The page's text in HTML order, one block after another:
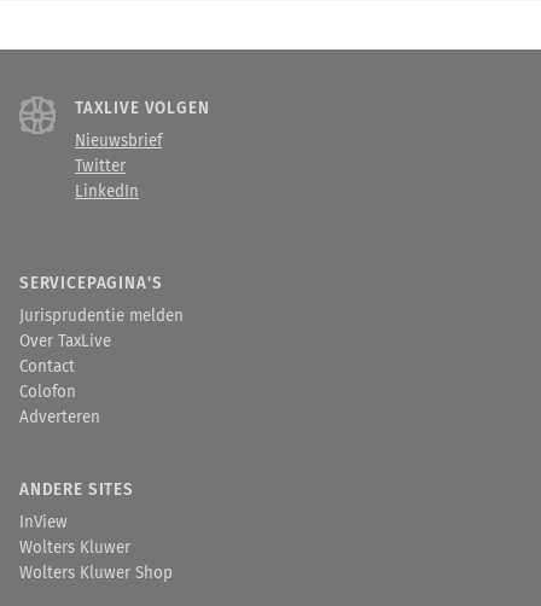
TAXLIVE VOLGEN
Nieuwsbrief
Twitter
LinkedIn
SERVICEPAGINA'S
Jurisprudentie melden
Over TaxLive
Contact
Colofon
Adverteren
ANDERE SITES
InView
Wolters Kluwer
Wolters Kluwer Shop